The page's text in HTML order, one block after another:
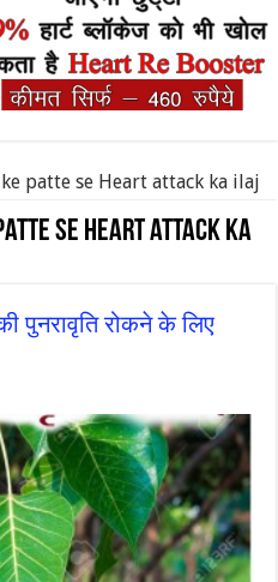
patte se Heart attack ka ilaj
se Heart attack ka
पुनरावृति रोकने के लिए